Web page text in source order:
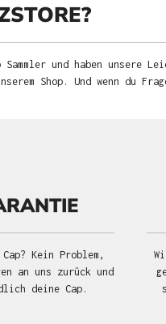
und haben unsere
Shop. Und wenn du
Kein Problem,
an uns zurück und
deine Cap.